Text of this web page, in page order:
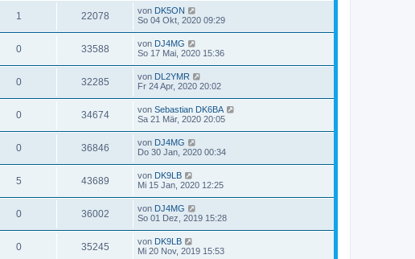
1 22078 von DK5ON
So 04 Okt, 2020 09:29
0 33588 von DJ4MG
So 17 Mai, 2020 15:36
0 32285 von DL2YMR
Fr 24 Apr, 2020 20:02
0 34674 von Sebastian DK6BA
Sa 21 Mär, 2020 20:05
0 36846 von DJ4MG
Do 30 Jan, 2020 00:34
5 43689 von DK9LB
Mi 15 Jan, 2020 12:25
0 36002 von DJ4MG
So 01 Dez, 2019 15:28
0 35245 von DK9LB
Mi 20 Nov, 2019 15:53